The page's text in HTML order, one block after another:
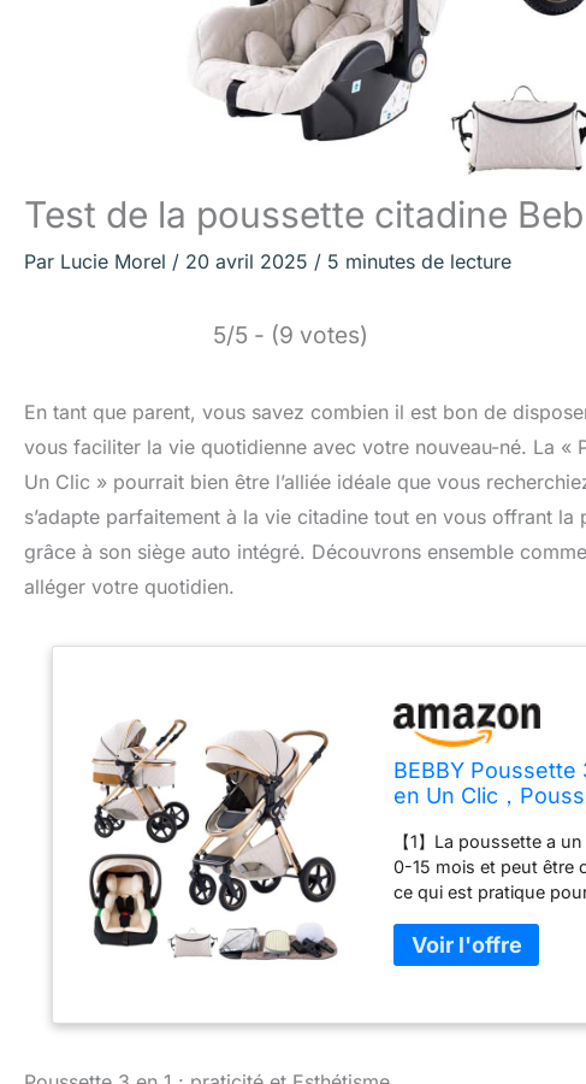
Test de la poussette citadine
Par Lucie Morel / 20 avril 2025 / 5 minutes de lecture
5/5 - (9 votes)
En tant que parent, vous savez combien il est bon de
vous faciliter la vie quotidienne avec votre nouveau-né. La «
Un Clic » pourrait bien être l’alliée idéale que vous
s’adapte parfaitement à la vie citadine tout en vous offrant
grâce à son siège auto intégré. Découvrons ensemble
alléger votre quotidien.
BEBBY
en Un Clic，
(Rice white, H2)
【1】La poussette a
0-15 mois et peut être
ce qui est pratique
position assise 135°,
garde-corps peut être
d'encliquetage du